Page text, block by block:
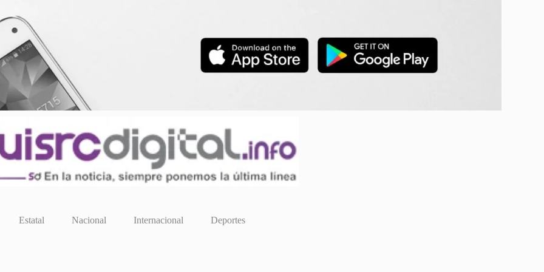
Estatal Nacional Internacional Deportes